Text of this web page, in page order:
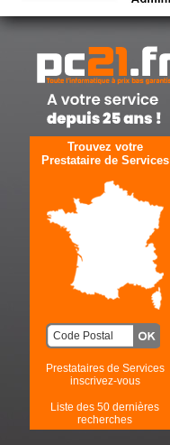
Trouvez votre
Prestataire de Services
Prestataires de Services
inscrivez-vous
Liste des 50 dernières
recherches